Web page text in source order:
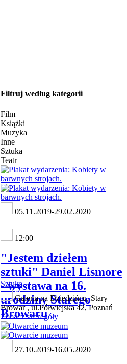
Filtruj według kategorii
Film
Książki
Muzyka
Inne
Sztuka
Teatr
05.11.2019-29.02.2020
12:00
"Jestem dziełem
sztuki" Daniel Lismore
- wystawa na 16.
urodziny Starego
Browaru
Sztuka
Galeria na Dziedzińcu, Stary
Browar , ul.Półwiejska 42, Poznań
Zobacz szczegóły
27.10.2019-16.05.2020